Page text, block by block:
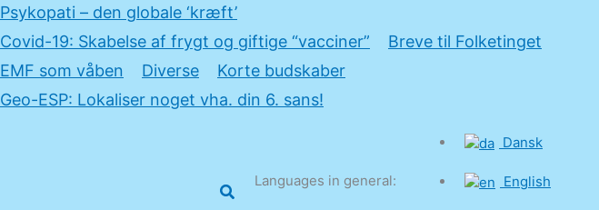
Psykopati – den globale ‘kræft’
Covid-19: Skabelse af frygt og giftige “vacciner”
Breve til Folketinget
EMF som våben
Diverse
Korte budskaber
Geo-ESP: Lokaliser noget vha. din 6. sans!
Søg Languages in general:
Dansk
English